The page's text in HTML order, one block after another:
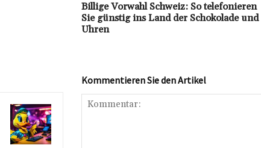
Billige Vorwahl Schweiz: So telefonieren
Sie günstig ins Land der Schokolade und
Uhren
Kommentieren Sie den Artikel